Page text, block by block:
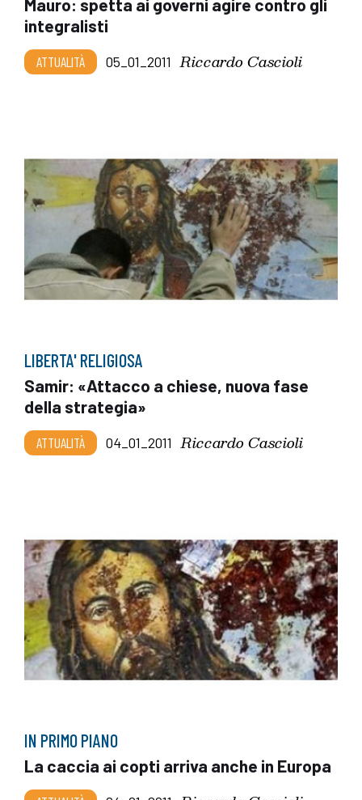
Mauro: spetta ai governi agire contro gli
integralisti
ATTUALITÀ 05_01_2011 Riccardo Cascioli
LIBERTA' RELIGIOSA
Samir: «Attacco a chiese, nuova fase
della strategia»
ATTUALITÀ 04_01_2011 Riccardo Cascioli
IN PRIMO PIANO
La caccia ai copti arriva anche in Europa